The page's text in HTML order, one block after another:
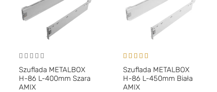
Szuflada METALBOX
H-86 L-400mm Szara
AMIX
Oceniono
5.00 na 5
Szuflada METALBOX
H-86 L-450mm Biała
AMIX